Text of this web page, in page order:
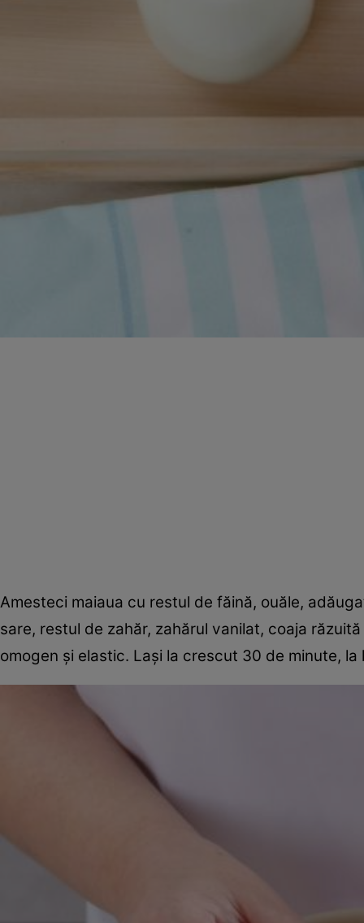
Amesteci maiaua cu restul de făină, ouăle,
sare, restul de zahăr, zahărul vanilat, coaja
omogen şi elastic. Laşi la crescut 30 de minute, la